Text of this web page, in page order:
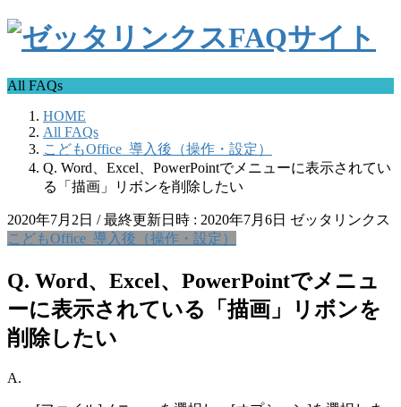
All FAQs
HOME
All FAQs
こどもOffice_導入後（操作・設定）
Q. Word、Excel、PowerPointでメニューに表示されてい
る「描画」リボンを削除したい
2020年7月2日 / 最終更新日時 : 2020年7月6日 ゼッタリンクス
こどもOffice_導入後（操作・設定）
Q. Word、Excel、PowerPointでメニュ
ーに表示されている「描画」リボンを
削除したい
A.